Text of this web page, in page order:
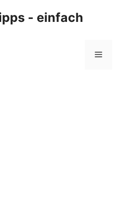
- einfach
Menü